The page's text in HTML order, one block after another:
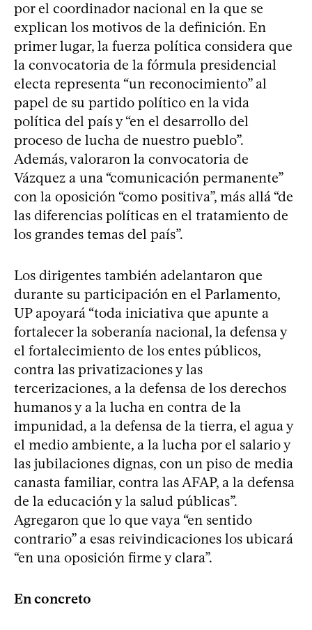
por el coordinador nacional en la que se
explican los motivos de la definición. En
primer lugar, la fuerza política considera que
la convocatoria de la fórmula presidencial
electa representa “un reconocimiento” al
papel de su partido político en la vida
política del país y “en el desarrollo del
proceso de lucha de nuestro pueblo”.
Además, valoraron la convocatoria de
Vázquez a una “comunicación permanente”
con la oposición “como positiva”, más allá “de
las diferencias políticas en el tratamiento de
los grandes temas del país”.
Los dirigentes también adelantaron que
durante su participación en el Parlamento,
UP apoyará “toda iniciativa que apunte a
fortalecer la soberanía nacional, la defensa y
el fortalecimiento de los entes públicos,
contra las privatizaciones y las
tercerizaciones, a la defensa de los derechos
humanos y a la lucha en contra de la
impunidad, a la defensa de la tierra, el agua y
el medio ambiente, a la lucha por el salario y
las jubilaciones dignas, con un piso de media
canasta familiar, contra las AFAP, a la defensa
de la educación y la salud públicas”.
Agregaron que lo que vaya “en sentido
contrario” a esas reivindicaciones los ubicará
“en una oposición firme y clara”.
En concreto